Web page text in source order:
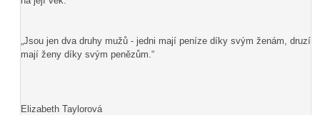
„Jsou jen dva druhy mužů - jedni mají peníze díky svým ženám, druzí
mají ženy díky svým penězům.“
Elizabeth Taylorová